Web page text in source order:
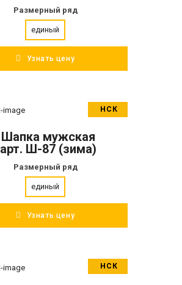
Размерный ряд
единый
Узнать цену
НСК
ПОДРОБНЕЕ
Шапка мужская
арт. Ш-87 (зима)
Размерный ряд
единый
Узнать цену
НСК